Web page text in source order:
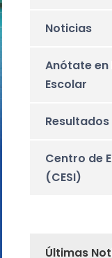
Noticias
Anótate en
Escolar
Resultados
Centro de
(CESI)
Últimas